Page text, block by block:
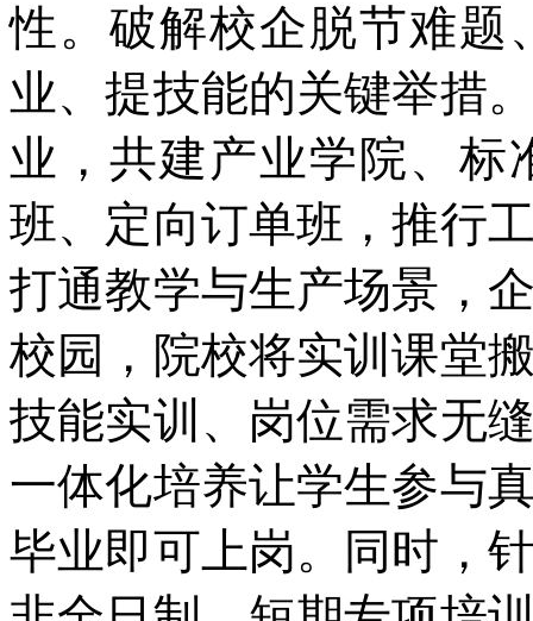
性。破解校企脱节难题
业、提技能的关键举措
业，共建产业学院、标
班、定向订单班，推行
打通教学与生产场景，
校园，院校将实训课堂
技能实训、岗位需求无
一体化培养让学生参与
毕业即可上岗。同时，